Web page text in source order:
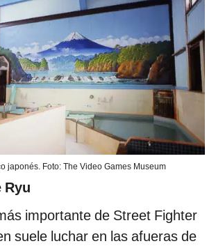
japonés. Foto: The Video Games Museum
Ryu
importante de Street Fighter
suele luchar en las afueras de